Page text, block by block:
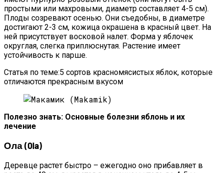
простыми или махровыми, диаметр составляет 4-5 см).
Плоды созревают осенью. Они съедобны, в диаметре
достигают 2-3 см, кожица окрашена в красный цвет. На
ней присутствует восковой налет. Форма у яблочек
округлая, слегка приплюснутая. Растение имеет
устойчивость к парше.
Статья по теме:5 сортов красномясистых яблок, которые
отличаются прекрасным вкусом
Полезно знать: Основные болезни яблонь и их
лечение
Ола (Ola)
Деревце растет быстро – ежегодно оно прибавляет в